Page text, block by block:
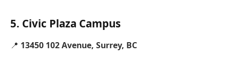
5. Civic Plaza Campus
📍 13450 102 Avenue, Surrey, BC